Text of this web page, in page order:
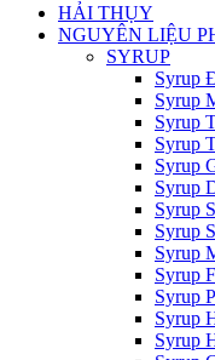
HẢI THỤY
NGUYÊN LIỆU
SYRUP
Syrup
Syrup
Syrup
Syrup
Syrup
Syrup
Syrup
Syrup
Syrup
Syrup
Syrup
Syrup
Syrup